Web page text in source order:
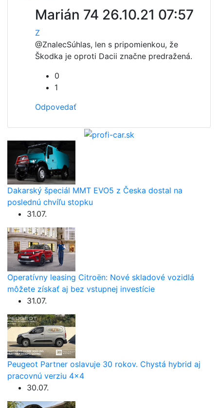
Marián 74 26.10.21 07:57
Z
@ZnalecSúhlas, len s pripomienkou, že
Škodka je oproti Dacii značne predražená.
0
1
Odpovedať
Dakarský špeciál MMT EVO5 z Česka dostal na
poslednú chvíľu stopku
31.07.
Operatívny leasing Citroën: Nové skladové vozidlá
môžete získať aj bez vstupnej investície
31.07.
Peugeot Partner oslavuje 30 rokov. Chystá hybrid aj
pracovnú verziu 4×4
30.07.